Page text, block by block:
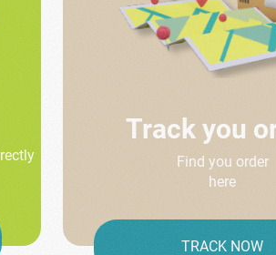
Track you
Find you order
here
TRACK NOW